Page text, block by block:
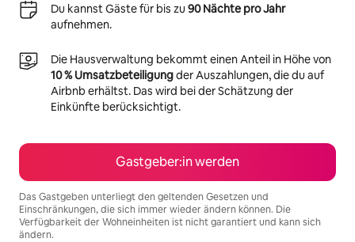
Du kannst Gäste für bis zu 90 Nächte pro Jahr
aufnehmen.
Die Hausverwaltung bekommt einen Anteil in Höhe von
10 % Umsatzbeteiligungder Auszahlungen, die du auf
Airbnb erhältst. Das wird bei der Schätzung der
Einkünfte berücksichtigt.
Gastgeber:in werden
Das Gastgeben unterliegt den geltenden Gesetzen und
Einschränkungen, die sich immer wieder ändern können. Die
Verfügbarkeit der Wohneinheiten ist nicht garantiert und kann sich
ändern.